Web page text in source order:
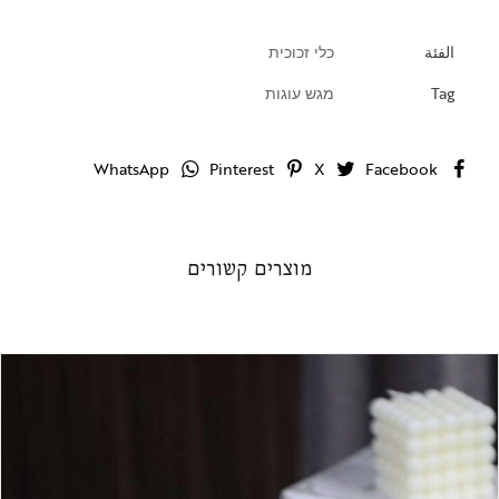
الفئة
כלי זכוכית
Tag
מגש עוגות
Facebook
X
Pinterest
WhatsApp
מוצרים קשורים